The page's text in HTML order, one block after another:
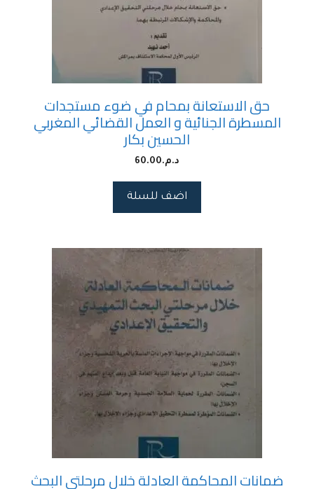
حق الاستعانة بمحام في ضوء مستجدات
المسطرة الجنائية و العمل القضائي المغربي
الحسين بكار
د.م.60.00
اضف للسلة
ضمانات المحاكمة العادلة خلال مرحلتي البحث